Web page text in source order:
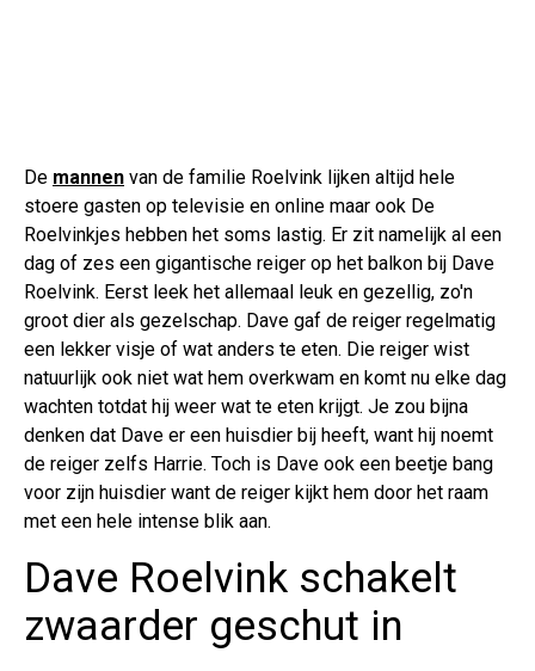
De mannen van de familie Roelvink lijken altijd hele
stoere gasten op televisie en online maar ook De
Roelvinkjes hebben het soms lastig. Er zit namelijk al een
dag of zes een gigantische reiger op het balkon bij Dave
Roelvink. Eerst leek het allemaal leuk en gezellig, zo'n
groot dier als gezelschap. Dave gaf de reiger regelmatig
een lekker visje of wat anders te eten. Die reiger wist
natuurlijk ook niet wat hem overkwam en komt nu elke dag
wachten totdat hij weer wat te eten krijgt. Je zou bijna
denken dat Dave er een huisdier bij heeft, want hij noemt
de reiger zelfs Harrie. Toch is Dave ook een beetje bang
voor zijn huisdier want de reiger kijkt hem door het raam
met een hele intense blik aan.
Dave Roelvink schakelt
zwaarder geschut in